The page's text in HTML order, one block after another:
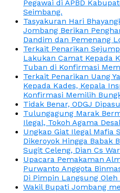
Pegawai di APBD
Seimbang.
Tasyakuran Hari
Jombang Berikan
Dandim dan Pemenang
Terkait Penarikan
Lakukan Camat Kepada
Tuban di Konfirmasi
Terkait Penarikan Uang
Kepada Kades, Kepala
Konfirmasi Memilih
Tidak Benar, ODGJ
Tulungagung Marak
Ilegal, Tokoh Agama
Ungkap Giat Ilegal Mafia
Dikeroyok Hingga Babak
Sugit Celeng, Dian Cs
Upacara Pemakaman
Purwanto Anggota
Di Pimpin Langsung
Wakil Bupati Jombang